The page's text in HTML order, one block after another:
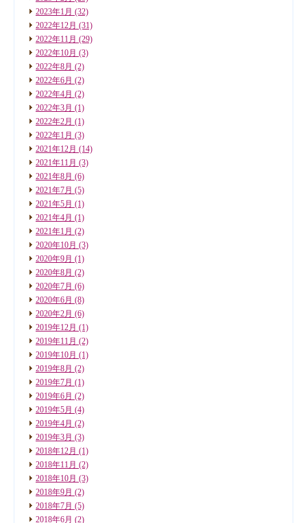
2023年1月 (32)
2022年12月 (31)
2022年11月 (29)
2022年10月 (3)
2022年8月 (2)
2022年6月 (2)
2022年4月 (2)
2022年3月 (1)
2022年2月 (1)
2022年1月 (3)
2021年12月 (14)
2021年11月 (3)
2021年8月 (6)
2021年7月 (5)
2021年5月 (1)
2021年4月 (1)
2021年1月 (2)
2020年10月 (3)
2020年9月 (1)
2020年8月 (2)
2020年7月 (6)
2020年6月 (8)
2020年2月 (6)
2019年12月 (1)
2019年11月 (2)
2019年10月 (1)
2019年8月 (2)
2019年7月 (1)
2019年6月 (2)
2019年5月 (4)
2019年4月 (2)
2019年3月 (3)
2018年12月 (1)
2018年11月 (2)
2018年10月 (3)
2018年9月 (2)
2018年7月 (5)
2018年6月 (2)